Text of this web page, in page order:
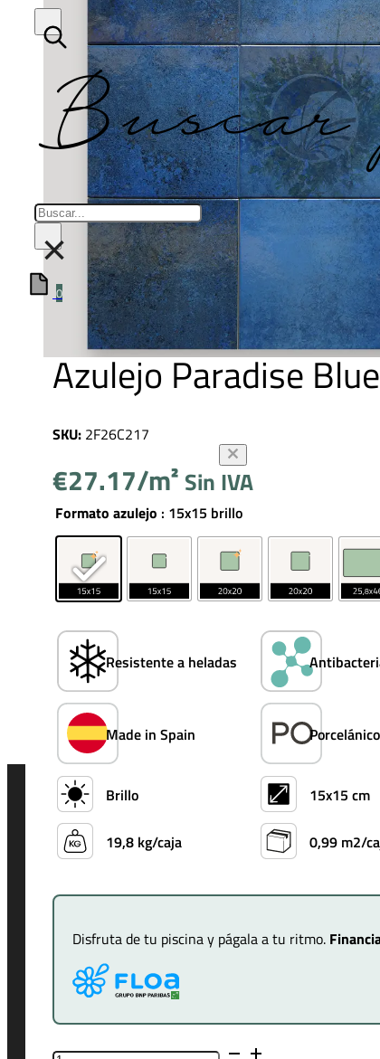
Buscar
Buscar
×
0
Azulejo Paradise Blue
SKU: 2F26C217
€27.17 Sin IVA
Formato azulejo : 15x15 brillo
Resistente a heladas
Made in Spain Porcelánico
Brillo 15x15 cm
19,8 kg/caja 0,99 m2/
Disfruta de tu piscina y págala a tu ritmo.
Azulejo